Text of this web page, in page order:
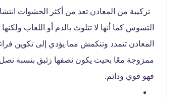
تركيبة من المعادن تعد من أكثر الحشوات
التسوس كما أنها لا تتلوث بالدم أو اللعاب
المعادن تتمدد وتنكمش مما يؤدي إلى تكوين
فهو قوي ودائم.